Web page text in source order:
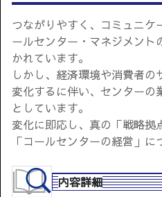
つながりやすく、コミュニ
ールセンター・マネジメント
かれています。
しかし、経済環境や消費者
変化するに伴い、センターの
としています。
変化に即応し、真の「戦略拠
「コールセンターの経営」に
内容詳細